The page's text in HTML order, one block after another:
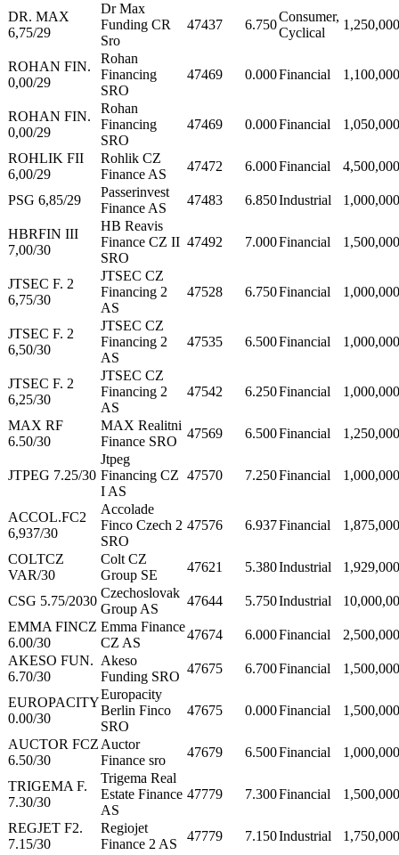
DR. MAX
6,75/29
Dr Max
Funding CR
Sro
47437 6.750
Consumer,
Cyclical
ROHAN FIN.
0,00/29
Rohan
Financing
SRO
47469 0.000Financial
ROHAN FIN.
0,00/29
Rohan
Financing
SRO
47469 0.000Financial
ROHLIK FII
6,00/29
Rohlik CZ
Finance AS
47472 6.000Financial
PSG 6,85/29
Passerinvest
Finance AS
47483 6.850Industrial
HBRFIN III
7,00/30
HB Reavis
Finance CZ II
SRO
47492 7.000Financial
JTSEC F. 2
6,75/30
JTSEC CZ
Financing 2
AS
47528 6.750Financial
JTSEC F. 2
6,50/30
JTSEC CZ
Financing 2
AS
47535 6.500Financial
JTSEC F. 2
6,25/30
JTSEC CZ
Financing 2
AS
47542 6.250Financial
MAX RF
6.50/30
MAX Realitni
Finance SRO
47569 6.500Financial
JTPEG 7.25/30
Jtpeg
Financing CZ
I AS
47570 7.250Financial
ACCOL.FC2
6,937/30
Accolade
Finco Czech 2
SRO
47576 6.937Financial
COLTCZ
VAR/30
Colt CZ
Group SE
47621 5.380Industrial
CSG 5.75/2030
Czechoslovak
Group AS
47644 5.750Industrial
EMMA FINCZ
6.00/30
Emma Finance
CZ AS
47674 6.000Financial
AKESO FUN.
6.70/30
Akeso
Funding SRO
47675 6.700Financial
EUROPACITY
0.00/30
Europacity
Berlin Finco
SRO
47675 0.000Financial
AUCTOR FCZ
6.50/30
Auctor
Finance sro
47679 6.500Financial
TRIGEMA F.
7.30/30
Trigema Real
Estate Finance
AS
47779 7.300Financial
REGJET F2.
7.15/30
Regiojet
Finance 2 AS
47779 7.150Industrial